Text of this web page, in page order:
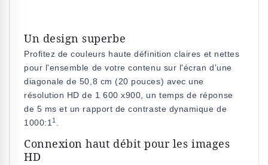
Un design superbe
Profitez de couleurs haute définition claires et nettes
pour l'ensemble de votre contenu sur l'écran d'une
diagonale de 50,8 cm (20 pouces) avec une
résolution HD de 1 600 x900, un temps de réponse
de 5 ms et un rapport de contraste dynamique de
1000:11 .
Connexion haut débit pour les images
HD